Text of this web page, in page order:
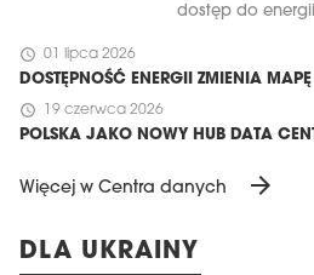
dostęp do
schedule 01 lipca 2026
DOSTĘPNOŚĆ ENERGII ZMIENIA
schedule 19 czerwca 2026
POLSKA JAKO NOWY HUB DATA
Więcej w Centra danych arrow_forward
DLA UKRAINY